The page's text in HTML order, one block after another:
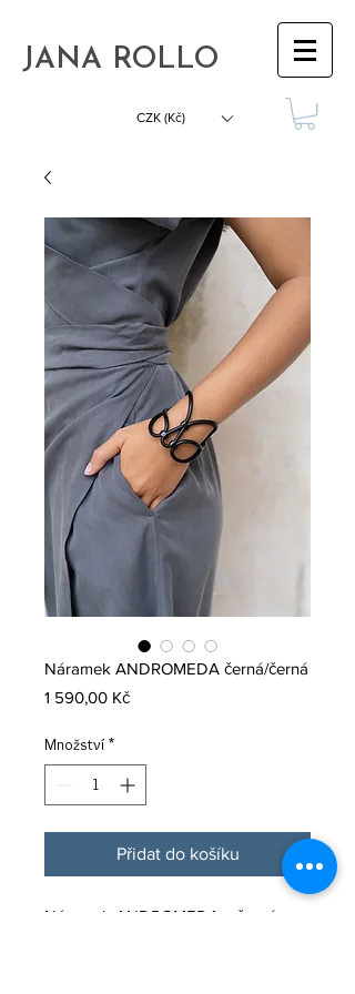
JANA ROLLO
CZK (Kč)
Náramek ANDROMEDA černá/černá
1 590,00 KčCena
Množství *
Přidat do košíku
Náramek ANDROMEDA z černé